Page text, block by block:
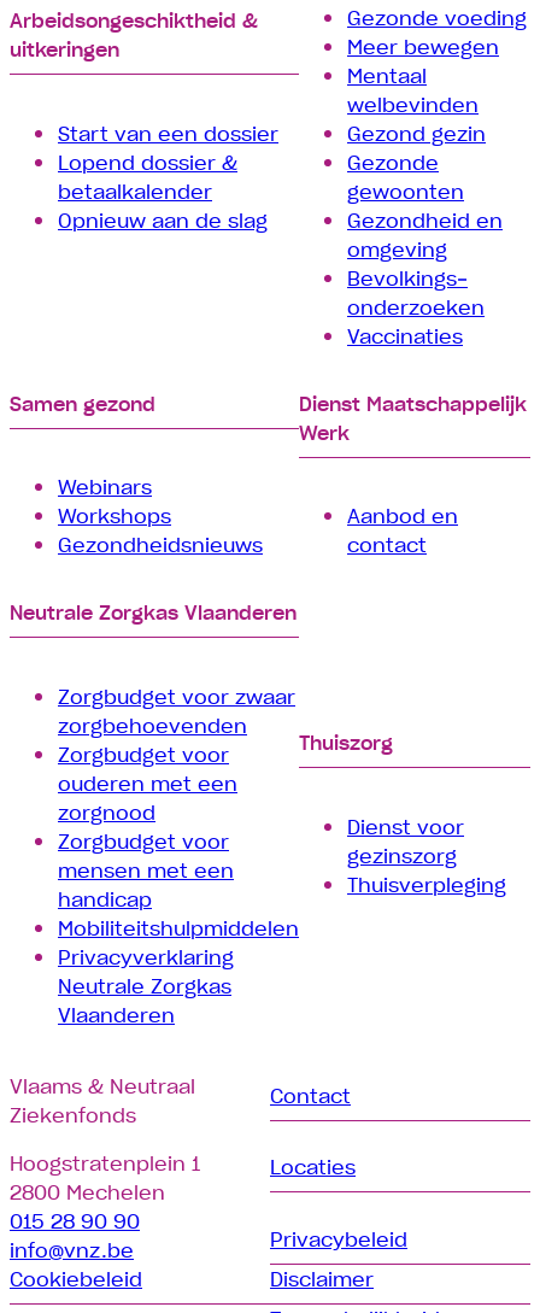
Arbeids­­ongeschiktheid &
uitkeringen
Start van een dossier
Lopend dossier &
betaalkalender
Opnieuw aan de slag
Gezonde voeding
Meer bewegen
Mentaal
welbevinden
Gezond gezin
Gezonde
gewoonten
Gezondheid en
omgeving
Bevolkings­
onderzoeken
Vaccinaties
Samen gezond
Webinars
Workshops
Gezondheidsnieuws
Dienst Maatschappelijk
Werk
Aanbod en
contact
Neutrale Zorgkas Vlaanderen
Zorgbudget voor zwaar
zorgbehoevenden
Zorgbudget voor
ouderen met een
zorgnood
Zorgbudget voor
mensen met een
handicap
Mobiliteitshulpmiddelen
Privacyverklaring
Neutrale Zorgkas
Vlaanderen
Thuiszorg
Dienst voor
gezinszorg
Thuisverpleging
Vlaams & Neutraal
Ziekenfonds
Hoogstratenplein 1
2800 Mechelen
015 28 90 90
info@vnz.be
Contact
Locaties
Privacybeleid
Cookiebeleid
Disclaimer